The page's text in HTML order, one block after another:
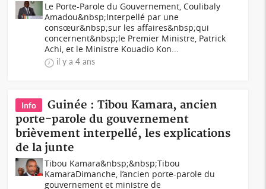
Le Porte-Parole du Gouvernement, Coulibaly
Amadou&nbsp;Interpellé par une
consœur&nbsp;sur les affaires&nbsp;qui
concernent&nbsp;le Premier Ministre, Patrick
Achi, et le Ministre Kouadio Kon...
il y a 4 ans
Info
Guinée : Tibou Kamara, ancien
porte-parole du gouvernement
brièvement interpellé, les explications
de la junte
Tibou Kamara&nbsp;&nbsp;Tibou
KamaraDimanche, l’ancien porte-parole du
gouvernement et ministre de